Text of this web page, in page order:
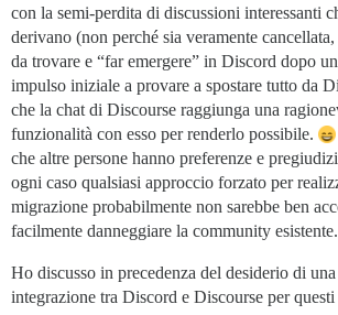
con la semi-perdita di discussioni interessanti
derivano (non perché sia veramente
da trovare e “far emergere” in Discord dopo
impulso iniziale a provare a spostare tutto da
che la chat di Discourse raggiunga una
funzionalità con esso per renderlo possibile.
che altre persone hanno preferenze e
ogni caso qualsiasi approccio forzato per
migrazione probabilmente non sarebbe ben
facilmente danneggiare la community esistente.
Ho discusso in precedenza del desiderio di
integrazione tra Discord e Discourse per